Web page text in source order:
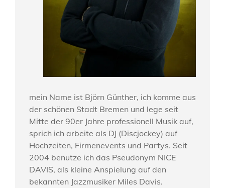
mein Name ist Björn Günther, ich komme aus
der schönen Stadt Bremen und lege seit
Mitte der 90er Jahre professionell Musik auf,
sprich ich arbeite als DJ (Discjockey) auf
Hochzeiten, Firmenevents und Partys. Seit
2004 benutze ich das Pseudonym NICE
DAVIS, als kleine Anspielung auf den
bekannten Jazzmusiker Miles Davis.